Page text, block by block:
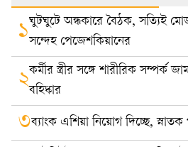
১ঘুটঘুটে অন্ধকারে বৈঠক, সত্যিই
সন্দেহ পেজেশকিয়ানের
২কর্মীর স্ত্রীর সঙ্গে শারীরিক সম্পর্ক
বহিষ্কার
৩ব্যাংক এশিয়া নিয়োগ দিচ্ছে,